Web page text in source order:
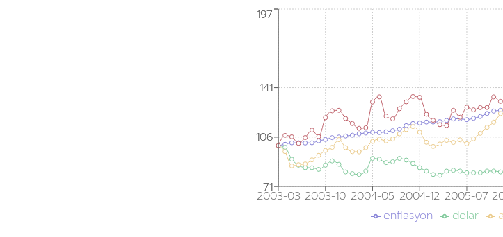
2003-03 2003-10 2004-05 2004-12 2005-07
71
106
141
197
71
106
141
197
enflasyon dolar